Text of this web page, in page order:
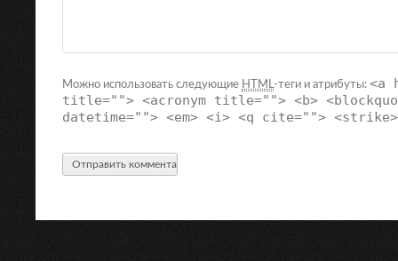
Можно использовать следующие HTML -теги и атрибуты: <a
title=""> <acronym title=""> <b>
datetime=""> <em> <i> <q cite="">